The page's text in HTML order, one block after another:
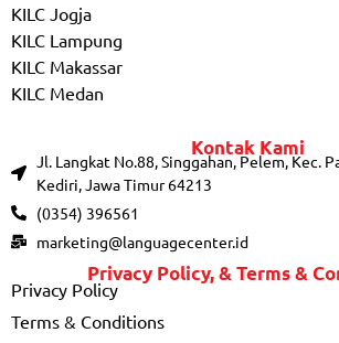
KILC Jogja
KILC Lampung
KILC Makassar
KILC Medan
Kontak Kami
Jl. Langkat No.88, Singgahan, Pelem, Kec.
Kediri, Jawa Timur 64213
(0354) 396561
marketing@languagecenter.id
Privacy Policy, & Terms &
Privacy Policy
Terms & Conditions